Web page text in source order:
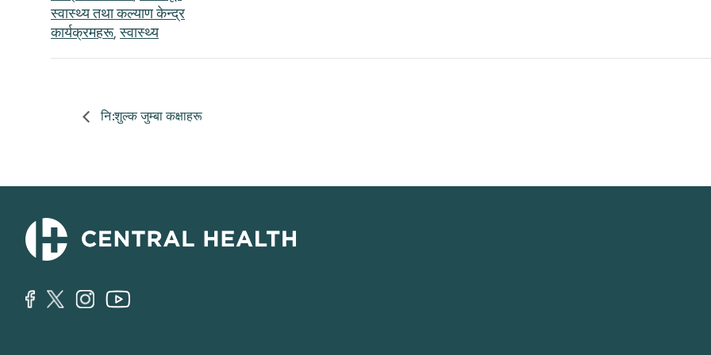
स्वास्थ्य तथा कल्याण केन्द्र
कार्यक्रमहरू,स्वास्थ्य
नि:शुल्क जुम्बा कक्षाहरू